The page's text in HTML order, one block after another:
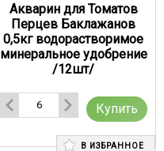
Акварин для Томатов
Перцев Баклажанов
0,5кг водорастворимое
минеральное удобрение
/12шт/
Купить
В ИЗБРАННОЕ